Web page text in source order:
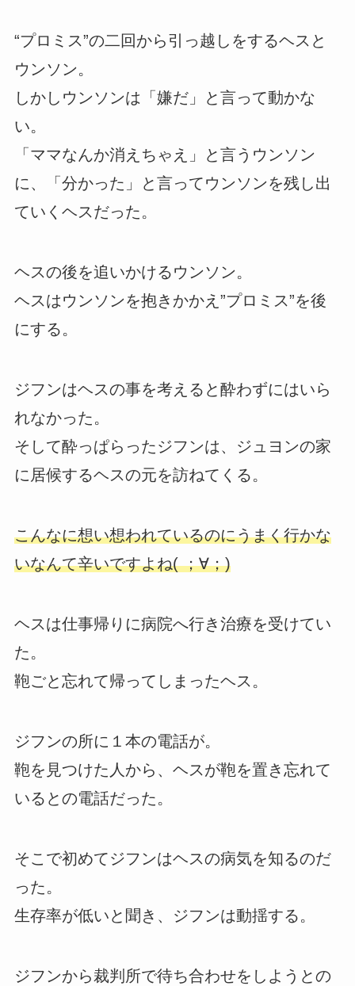
“プロミス”の二回から引っ越しをするヘスと
ウンソン。
しかしウンソンは「嫌だ」と言って動かな
い。
「ママなんか消えちゃえ」と言うウンソン
に、「分かった」と言ってウンソンを残し出
ていくヘスだった。
ヘスの後を追いかけるウンソン。
ヘスはウンソンを抱きかかえ”プロミス”を後
にする。
ジフンはヘスの事を考えると酔わずにはいら
れなかった。
そして酔っぱらったジフンは、ジュヨンの家
に居候するヘスの元を訪ねてくる。
こんなに想い想われているのにうまく行かな
いなんて辛いですよね( ；∀；)
ヘスは仕事帰りに病院へ行き治療を受けてい
た。
鞄ごと忘れて帰ってしまったヘス。
ジフンの所に１本の電話が。
鞄を見つけた人から、ヘスが鞄を置き忘れて
いるとの電話だった。
そこで初めてジフンはヘスの病気を知るのだ
った。
生存率が低いと聞き、ジフンは動揺する。
ジフンから裁判所で待ち合わせをしようとの